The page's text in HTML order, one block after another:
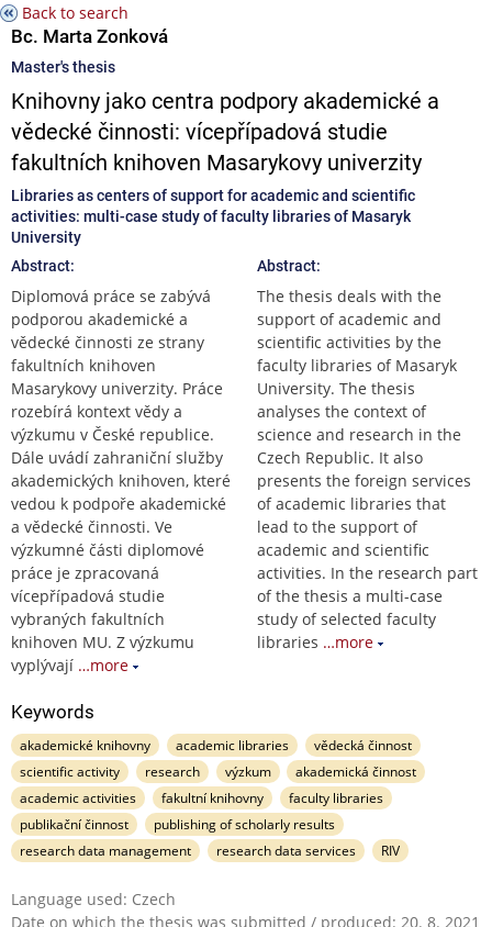
Back to search
Bc. Marta Zonková
Master's thesis
Knihovny jako centra podpory akademické a
vědecké činnosti: vícepřípadová studie
fakultních knihoven Masarykovy univerzity
Libraries as centers of support for academic and scientific
activities: multi-case study of faculty libraries of Masaryk
University
Abstract:
Diplomová práce se zabývá
podporou akademické a
vědecké činnosti ze strany
fakultních knihoven
Masarykovy univerzity. Práce
rozebírá kontext vědy a
výzkumu v České republice.
Dále uvádí zahraniční služby
akademických knihoven, které
vedou k podpoře akademické
a vědecké činnosti. Ve
výzkumné části diplomové
práce je zpracovaná
vícepřípadová studie
vybraných fakultních
knihoven MU. Z výzkumu
vyplývají …more
Abstract:
The thesis deals with the
support of academic and
scientific activities by the
faculty libraries of Masaryk
University. The thesis
analyses the context of
science and research in the
Czech Republic. It also
presents the foreign services
of academic libraries that
lead to the support of
academic and scientific
activities. In the research part
of the thesis a multi-case
study of selected faculty
libraries …more
Keywords
akademické knihovny academic libraries
vědecká činnost
scientific activity
research výzkum
akademická činnost
academic activities
fakultní knihovny
faculty libraries
publikační činnost
publishing of scholarly results
research data management
research data services RIV
Language used: Czech
Date on which the thesis was submitted / produced: 20. 8. 2021